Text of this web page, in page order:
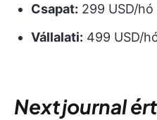
Csapat: 299 USD/
Vállalati: 499 USD/
Nextjournal